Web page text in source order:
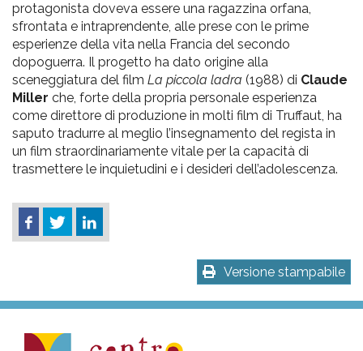
protagonista doveva essere una ragazzina orfana,
sfrontata e intraprendente, alle prese con le prime
esperienze della vita nella Francia del secondo
dopoguerra. Il progetto ha dato origine alla
sceneggiatura del film La piccola ladra (1988) di Claude
Miller che, forte della propria personale esperienza
come direttore di produzione in molti film di Truffaut, ha
saputo tradurre al meglio l’insegnamento del regista in
un film straordinariamente vitale per la capacità di
trasmettere le inquietudini e i desideri dell’adolescenza.
Versione stampabile